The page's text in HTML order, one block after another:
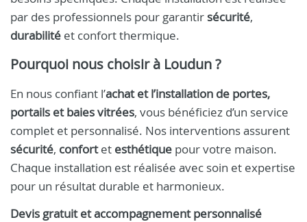
par des professionnels pour garantir sécurité,
durabilité et confort thermique.
Pourquoi nous choisir à Loudun ?
En nous confiant l’achat et l’installation de portes,
portails et baies vitrées, vous bénéficiez d’un service
complet et personnalisé. Nos interventions assurent
sécurité, confortet esthétique pour votre maison.
Chaque installation est réalisée avec soin et expertise
pour un résultat durable et harmonieux.
Devis gratuit et accompagnement personnalisé